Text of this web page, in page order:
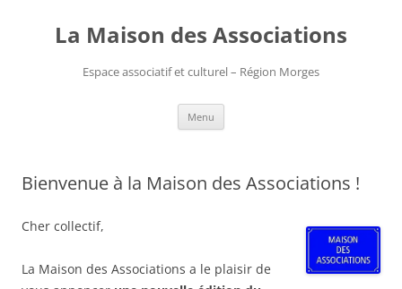
contenuLa Maison des Associations
Espace associatif et culturel – Région Morges
Menu
Bienvenue à la Maison des Associations !
Cher collectif,
La Maison des Associations a le plaisir de